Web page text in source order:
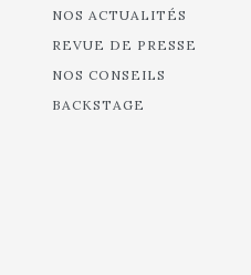
NOS ACTUALITÉS
REVUE DE PRESSE
NOS CONSEILS
BACKSTAGE